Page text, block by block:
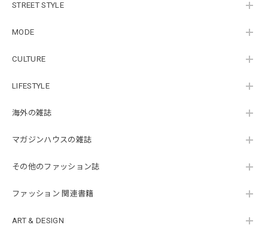
STREET STYLE
MODE
CULTURE
LIFESTYLE
海外の雑誌
マガジンハウスの雑誌
その他のファッション誌
ファッション 関連書籍
ART & DESIGN